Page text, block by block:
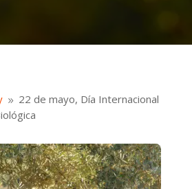
9 22 de mayo, Día Internacional